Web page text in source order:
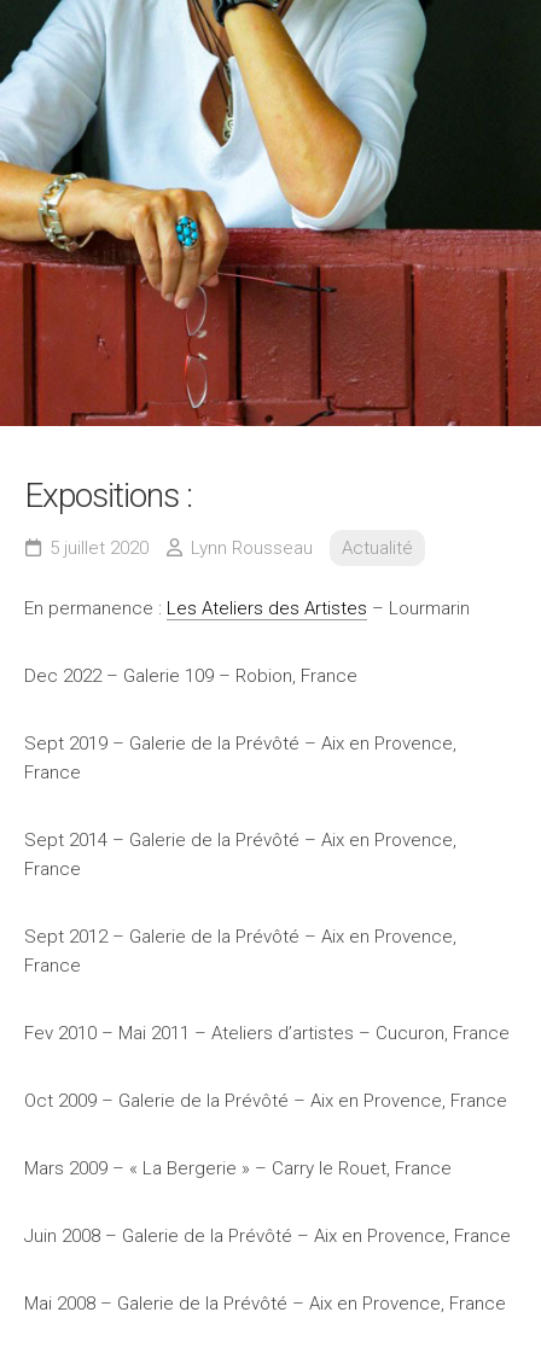
Expositions :
5 juillet 2020 Lynn Rousseau Actualité
En permanence : Les Ateliers des Artistes – Lourmarin
Dec 2022 – Galerie 109 – Robion, France
Sept 2019 – Galerie de la Prévôté – Aix en Provence,
France
Sept 2014 – Galerie de la Prévôté – Aix en Provence,
France
Sept 2012 – Galerie de la Prévôté – Aix en Provence,
France
Fev 2010 – Mai 2011 – Ateliers d’artistes – Cucuron, France
Oct 2009 – Galerie de la Prévôté – Aix en Provence, France
Mars 2009 – « La Bergerie » – Carry le Rouet, France
Juin 2008 – Galerie de la Prévôté – Aix en Provence, France
Mai 2008 – Galerie de la Prévôté – Aix en Provence, France